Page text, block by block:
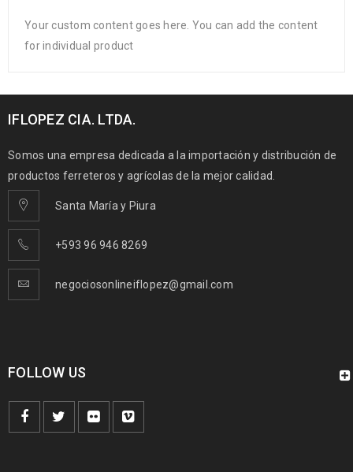
Your custom content goes here. You can add the content
for individual product
IFLOPEZ CIA. LTDA.
Somos una empresa dedicada a la importación y distribución de
productos ferreteros y agrícolas de la mejor calidad.
Santa María y Piura
+593 96 946 8269
negociosonlineiflopez@gmail.com
FOLLOW US